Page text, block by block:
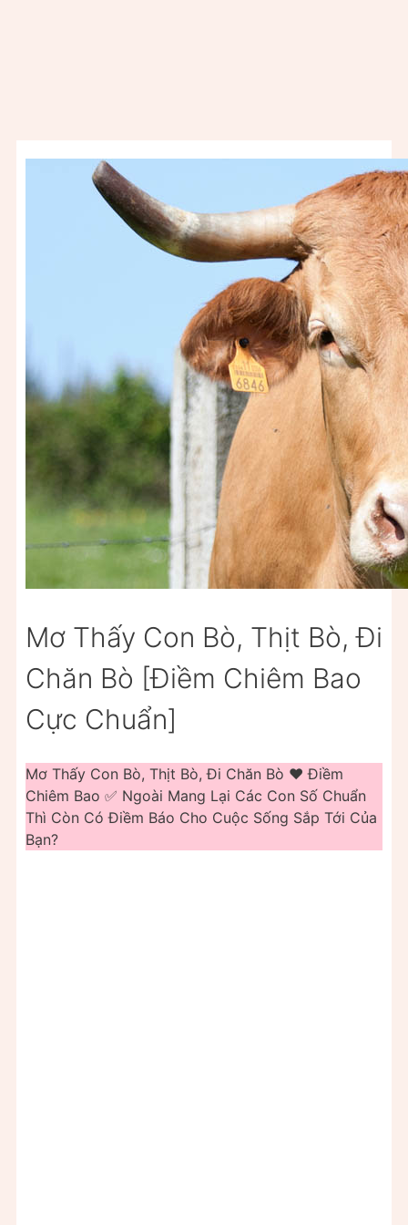
Mơ Thấy Con Bò, Thịt Bò, Đi
Chăn Bò [Điềm Chiêm Bao
Cực Chuẩn]
Mơ Thấy Con Bò, Thịt Bò, Đi Chăn Bò ❤️️ Điềm
Chiêm Bao ✅ Ngoài Mang Lại Các Con Số Chuẩn
Thì Còn Có Điềm Báo Cho Cuộc Sống Sắp Tới Của
Bạn?